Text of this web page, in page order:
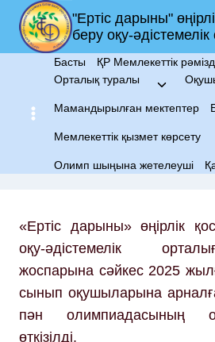
Skip
content
"Ертіс дарыны"
беру оқу-
Басты
ҚР Мемлекеттік
Орталық туралы
Toggle
Мамандырылған мектептер
Мемлекеттік қызмет көрсету
Олимп шыңына жетелеуші
«Ертіс дарыны» өңірлік
оқу-әдістемелік
жоспарына сәйкес 2025
сынып оқушыларына
пән олимпиадасының
өткізілді.